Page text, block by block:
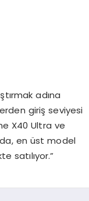
adına
giriş seviyesi
X40 Ultra ve
en üst model
satılıyor.”